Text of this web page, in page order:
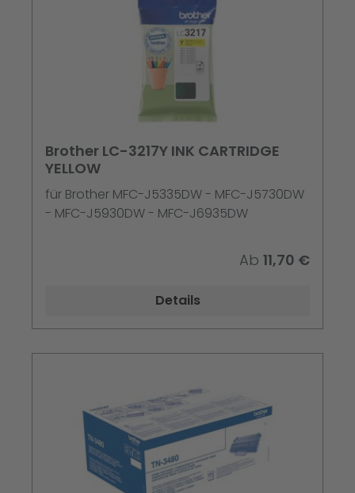
Brother LC-3217Y INK CARTRIDGE
YELLOW
für Brother MFC-J5335DW - MFC-J5730DW
- MFC-J5930DW - MFC-J6935DW
Ab 11,70 €
Details